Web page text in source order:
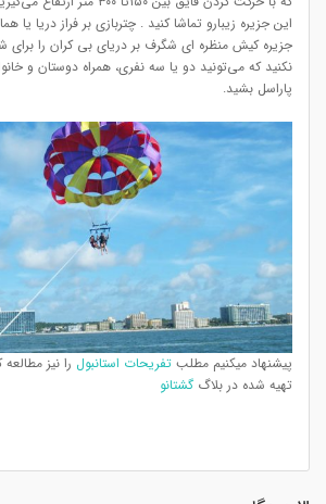
این جزیره زیبارو تماشا کنید . چتربازی بر فراز دریا یا
جزيره کیش منظره ای شگرف بر دریای بی کران را برای
نکنید که می‌تونید دو یا سه نفری، همراه دوستان و
پاراسل بشید.
پیشنهاد میکنیم مطلب تفریحات استانبول را نیز مطالعه
تهیه شده در بلاگ گشتانو